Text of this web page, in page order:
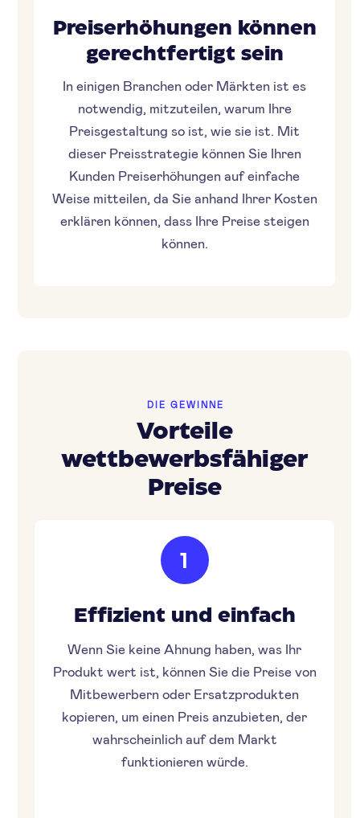
Preiserhöhungen können
gerechtfertigt sein
In einigen Branchen oder Märkten ist es
notwendig, mitzuteilen, warum Ihre
Preisgestaltung so ist, wie sie ist. Mit
dieser Preisstrategie können Sie Ihren
Kunden Preiserhöhungen auf einfache
Weise mitteilen, da Sie anhand Ihrer Kosten
erklären können, dass Ihre Preise steigen
können.
DIE GEWINNE
Vorteile
wettbewerbsfähiger
Preise
1
Effizient und einfach
Wenn Sie keine Ahnung haben, was Ihr
Produkt wert ist, können Sie die Preise von
Mitbewerbern oder Ersatzprodukten
kopieren, um einen Preis anzubieten, der
wahrscheinlich auf dem Markt
funktionieren würde.